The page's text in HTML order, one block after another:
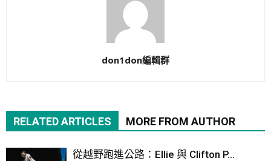
don1don編輯群
RELATED ARTICLES MORE FROM AUTHOR
從越野跑進公路：Ellie 與 Clifton P...